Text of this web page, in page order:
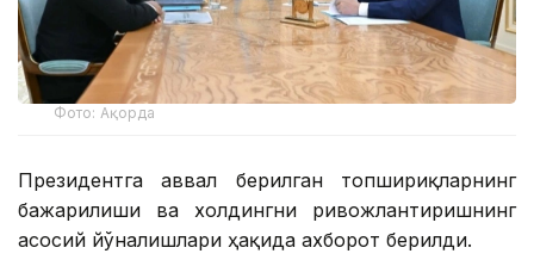
Фото: Ақорда
Президентга аввал берилган топшириқларнинг
бажарилиши ва холдингни ривожлантиришнинг
асосий йўналишлари ҳақида ахборот берилди.